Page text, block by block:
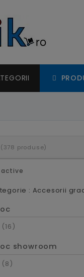
(378 produse)
active
: Accesorii
(16)
showroom
(8)